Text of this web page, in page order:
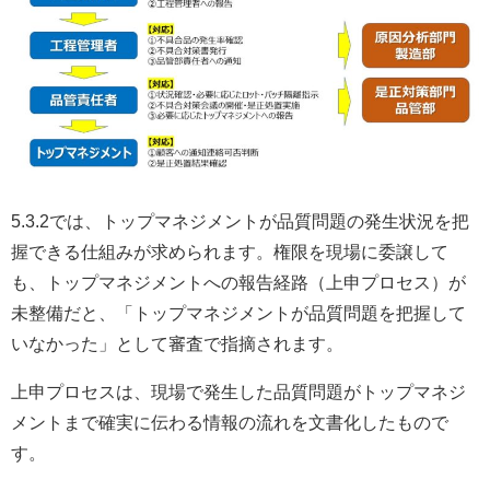
5.3.2では、トップマネジメントが品質問題の発生状況を把
握できる仕組みが求められます。権限を現場に委譲して
も、トップマネジメントへの報告経路（上申プロセス）が
未整備だと、「トップマネジメントが品質問題を把握して
いなかった」として審査で指摘されます。
上申プロセスは、現場で発生した品質問題がトップマネジ
メントまで確実に伝わる情報の流れを文書化したもので
す。